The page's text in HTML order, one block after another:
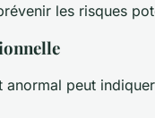
les risques
anormal peut